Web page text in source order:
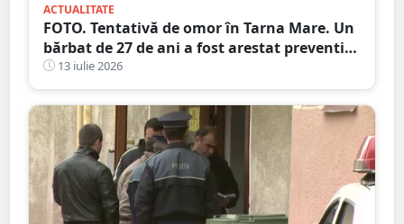
ACTUALITATE
FOTO. Tentativă de omor în Tarna Mare. Un
bărbat de 27 de ani a fost arestat preventiv
după ce și-ar fi atacat concubina cu un cuțit
13 iulie 2026